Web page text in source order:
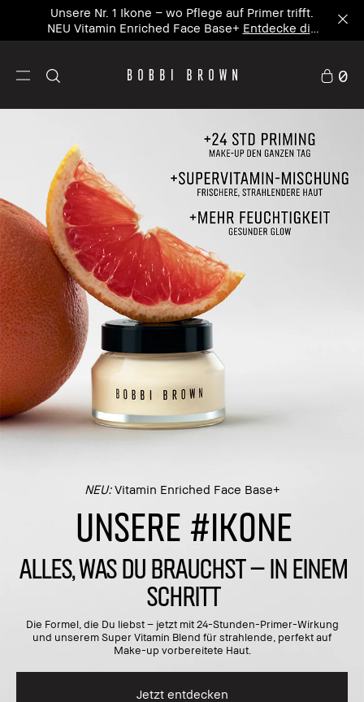
Unsere Nr. 1 Ikone – wo Pflege auf Primer trifft.
NEU Vitamin Enriched Face Base+ Entdecke die
neue Ikone
0
NEU:Vitamin Enriched Face Base+
UNSERE #IKONE
ALLES, WAS DU BRAUCHST – IN EINEM
SCHRITT
Die Formel, die Du liebst – jetzt mit 24-Stunden-Primer-Wirkung
und unserem Super Vitamin Blend für strahlende, perfekt auf
Make-up vorbereitete Haut.
Jetzt entdecken